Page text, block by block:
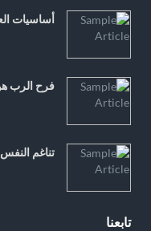
أساسيات
فرح الرب
تناغم
تابعنا